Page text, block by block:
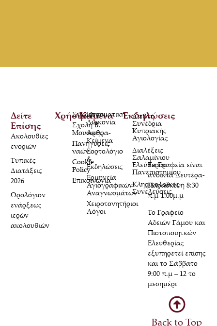
Τα Γραφεία είναι
ανοικτά Δευτέρα-
Παρασκευή 8:30
π.μ-1:00μ.μ
Το Γραφείο
Αδειών Γάμου και
Πιστοποιητκών
Ελευθερίας
εξυπηρετεί επίσης
και το Σάββατο
9:00 π.μ – 12 το
μεσημέρι
Back to Top
Χρήσιμα
Σύνδεσμοι
Σχολή Β.
Μουσικής
Πανηγύρεις
ναών
Cookie
Policy
Επικοινωνία
Κείμενα
Πνευματική
Διακονία
Άρθρα-
Κείμενα
Εορτολόγιο
&
Εκδηλώσεις
Ερμηνεία
Αγιογραφικών
Αναγνωσμάτων
Χειροτονητήριοι
Λόγοι
Δείτε
Επίσης
Ακολουθίες
ενοριών
Τυπικές
Διατάξεις
2026
Ωρολόγιον
ενάρξεως
ιερών
ακολουθιών
Εκδηλώσεις
Διεθνή
Συνέδρια
Κυπριακής
Αγιολογίας
Διαλέξεις
Σαλαμίνιου
Ελεύθερου
Πανεπιστημίου
Κληρικολαϊκές
Συνελεύσεις